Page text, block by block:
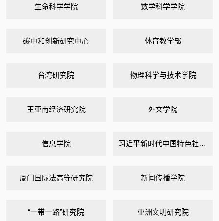
生命科学学院 数学科学学院
碳中和创新研究中心 体育教学部
台湾研究院 物理科学与技术学院
王亚南经济研究院 外文学院
信息学院 习近平新时代中国特色社会主义思想研究中心
厦门国际法高等研究院 新闻传播学院
“一带一路”研究院 亚洲文明研究院